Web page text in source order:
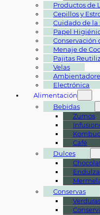
Productos de
Cepillos y
Cuidado de la
Papel
Conservación
Menaje de
Pajitas
Velas
Electrónica
Alimentación
Bebidas
Zumos
Café
Dulces
Conservas